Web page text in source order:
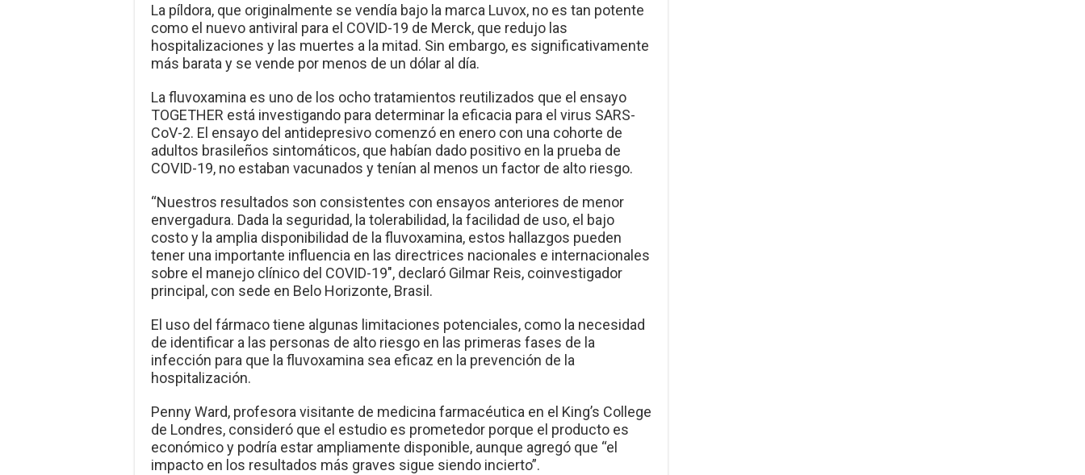
La píldora, que originalmente se vendía bajo la marca Luvox, no es tan potente
como el nuevo antiviral para el COVID-19 de Merck, que redujo las
hospitalizaciones y las muertes a la mitad. Sin embargo, es significativamente
más barata y se vende por menos de un dólar al día.
La fluvoxamina es uno de los ocho tratamientos reutilizados que el ensayo
TOGETHER está investigando para determinar la eficacia para el virus SARS-
CoV-2. El ensayo del antidepresivo comenzó en enero con una cohorte de
adultos brasileños sintomáticos, que habían dado positivo en la prueba de
COVID-19, no estaban vacunados y tenían al menos un factor de alto riesgo.
“Nuestros resultados son consistentes con ensayos anteriores de menor
envergadura. Dada la seguridad, la tolerabilidad, la facilidad de uso, el bajo
costo y la amplia disponibilidad de la fluvoxamina, estos hallazgos pueden
tener una importante influencia en las directrices nacionales e internacionales
sobre el manejo clínico del COVID-19″, declaró Gilmar Reis, coinvestigador
principal, con sede en Belo Horizonte, Brasil.
El uso del fármaco tiene algunas limitaciones potenciales, como la necesidad
de identificar a las personas de alto riesgo en las primeras fases de la
infección para que la fluvoxamina sea eficaz en la prevención de la
hospitalización.
Penny Ward, profesora visitante de medicina farmacéutica en el King’s College
de Londres, consideró que el estudio es prometedor porque el producto es
económico y podría estar ampliamente disponible, aunque agregó que “el
impacto en los resultados más graves sigue siendo incierto”.